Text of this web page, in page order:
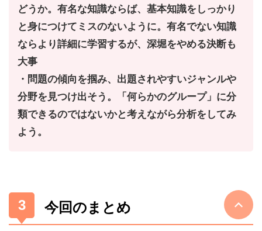
どうか。有名な知識ならば、基本知識をしっかり
と身につけてミスのないように。有名でない知識
ならより詳細に学習するが、深堀をやめる決断も
大事
・問題の傾向を掴み、出題されやすいジャンルや
分野を見つけ出そう。「何らかのグループ」に分
類できるのではないかと考えながら分析をしてみ
よう。
今回のまとめ